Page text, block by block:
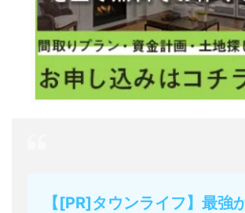
【[PR]タウンライフ】最強